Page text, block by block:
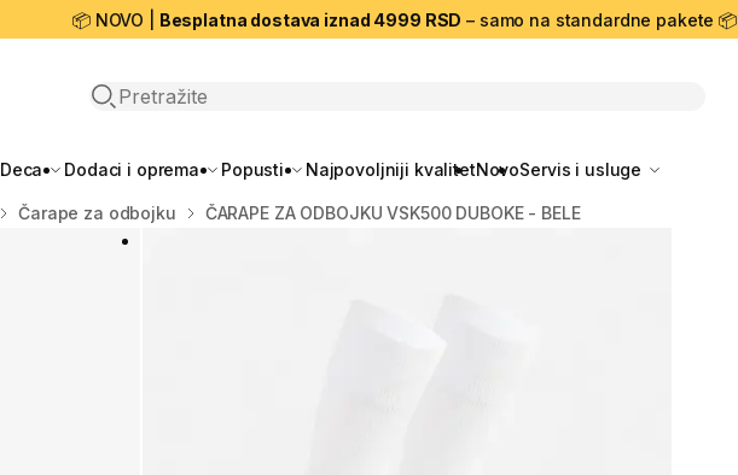
📦 NOVO | Besplatna dostava iznad 4999 RSD – samo na standardne pakete 📦
Open search
Deca Dodaci i oprema Popusti Najpovoljniji kvalitetNovoServis i usluge
Čarape za odbojku ČARAPE ZA ODBOJKU VSK500 DUBOKE - BELE